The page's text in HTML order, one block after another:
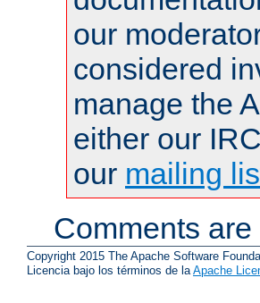
our
considered
manage the
either our
our mailing
Comments
Copyright 2015 The Apache Software
Licencia bajo los términos de la Apache